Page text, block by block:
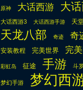
原神 大话西游 大
大话西游3 大话西游手游 天
天龙八部 奇迹 奇
安装教程 完美世界 完
彩虹岛 征途 手游 斗
梦幻手游 梦幻西